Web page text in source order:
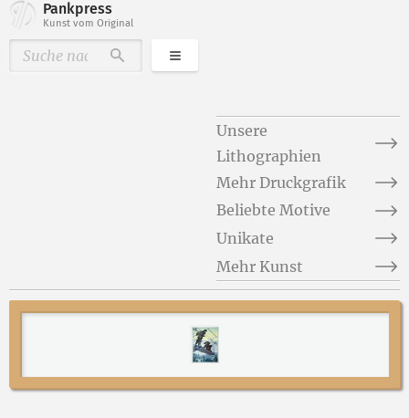
Pankpress
Kunst vom Original
DurchsuchenKategorien
Unsere
Lithographien
Mehr Druckgrafik
Beliebte Motive
Unikate
Mehr Kunst